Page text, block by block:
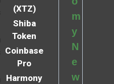
(XTZ)
Shiba
Token
Coinbase
Pro
Harmony
m
y
N
e
w